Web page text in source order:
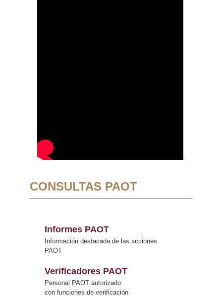
CONSULTAS PAOT
Informes PAOT
Información destacada de las acciones
PAOT
Verificadores PAOT
Personal PAOT autorizado
con funciones de verificación